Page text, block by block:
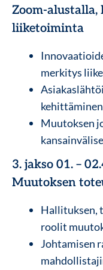
Zoom-
liiketoiminta
merkitys
kehittäminen
Muutoksen
3. jakso 01. –
Muutoksen
Hallituksen,
roolit
Johtamisen